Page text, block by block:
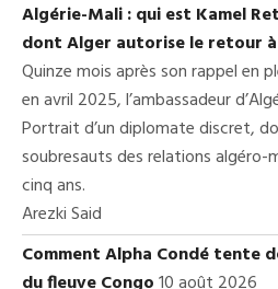
Algérie-Mali : qui est Kamel
dont Alger autorise le retour à
Quinze mois après son rappel en
en avril 2025, l’ambassadeur
Portrait d’un diplomate discret,
soubresauts des relations algéro-
cinq ans.
Arezki Said
Comment Alpha Condé tente